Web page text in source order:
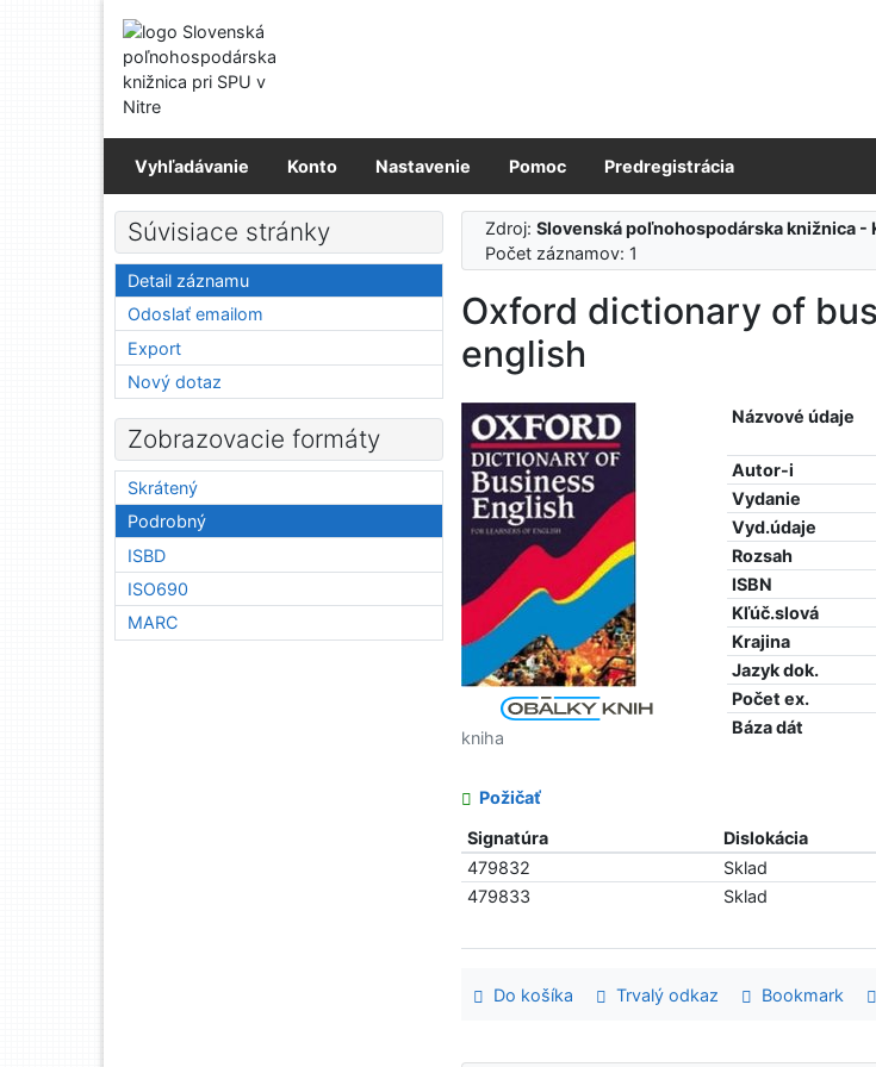
Prejsť na menu
Prehlásenie o webovej prístupnosti
Vyhľadávanie Konto Nastavenie Pomoc Predregistrácia
Zdroj:Slovenská poľnohospodárska knižnica -
Počet záznamov: 1
Oxford dictionary of
english
Názvové údaje
Autor-i
Vydanie
Vyd.údaje
Rozsah
ISBN
Kľúč.slová
Krajina
Jazyk dok.
Počet ex.
Báza dát
kniha
Požičať
Signatúra Dislokácia
479832
Sklad
479833
Sklad
Do košíka Trvalý odkaz Bookmark
Súvisiace stránky
Detail záznamu
Odoslať emailom
Export
Nový dotaz
Zobrazovacie formáty
Skrátený
Podrobný
ISBD
ISO690
MARC